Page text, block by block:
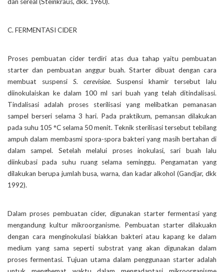
C. FERMENTASI CIDER
Proses pembuatan cider terdiri atas dua tahap yaitu pembuatan
starter dan pembuatan anggur buah. Starter dibuat dengan cara
membuat suspensi S. cerevisiae. Suspensi khamir tersebut lalu
diinokulaiskan ke dalam 100 ml sari buah yang telah ditindalisasi.
Tindalisasi adalah proses sterilisasi yang melibatkan pemanasan
sampel berseri selama 3 hari. Pada praktikum, pemansan dilakukan
pada suhu 105 °C selama 50 menit. Teknik sterilisasi tersebut tebilang
ampuh dalam membasmi spora-spora bakteri yang masih bertahan di
dalam sampel. Setelah melalui proses inokulasi, sari buah lalu
diinkubasi pada suhu ruang selama seminggu. Pengamatan yang
dilakukan berupa jumlah busa, warna, dan kadar alkohol (Gandjar, dkk
1992).
Dalam proses pembuatan cider, digunakan starter fermentasi yang
mengandung kultur mikroorganisme. Pembuatan starter dilakuakn
dengan cara menginokulasi biakkan bakteri atau kapang ke dalam
medium yang sama seperti substrat yang akan digunakan dalam
proses fermentasi. Tujuan utama dalam penggunaan starter adalah